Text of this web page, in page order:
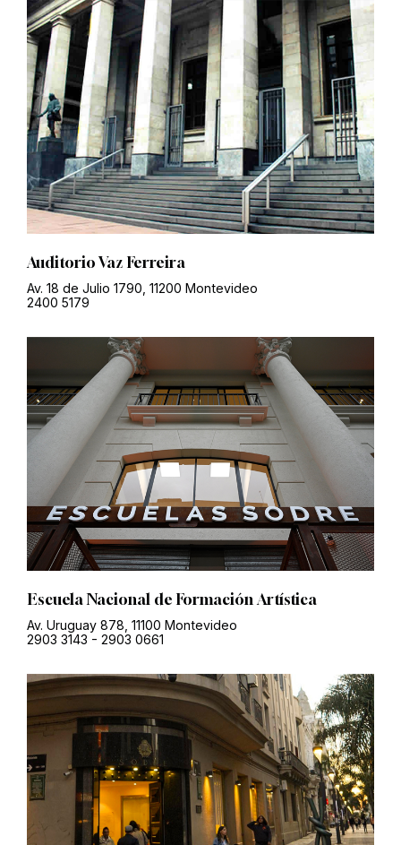
Auditorio Vaz Ferreira
Av. 18 de Julio 1790, 11200 Montevideo
2400 5179
Escuela Nacional de Formación Artística
Av. Uruguay 878, 11100 Montevideo
2903 3143 - 2903 0661